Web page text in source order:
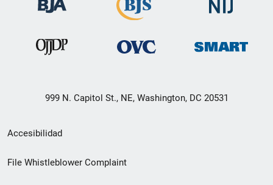
999 N. Capitol St., NE, Washington, DC 20531
Menú
de
Accesibilidad
File Whistleblower Complaint